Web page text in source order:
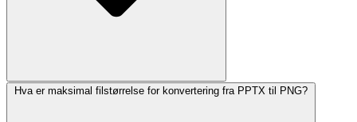
Hva er maksimal filstørrelse for konvertering fra PPTX til PNG?